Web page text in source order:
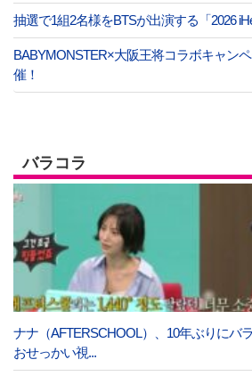
抽選で1組2名様をBTSが出演する「2026
BABYMONSTER×大阪王将コラボキャン
催！
バラコラ
ナナ（AFTERSCHOOL）、10年ぶりにバ
おせっかい視...